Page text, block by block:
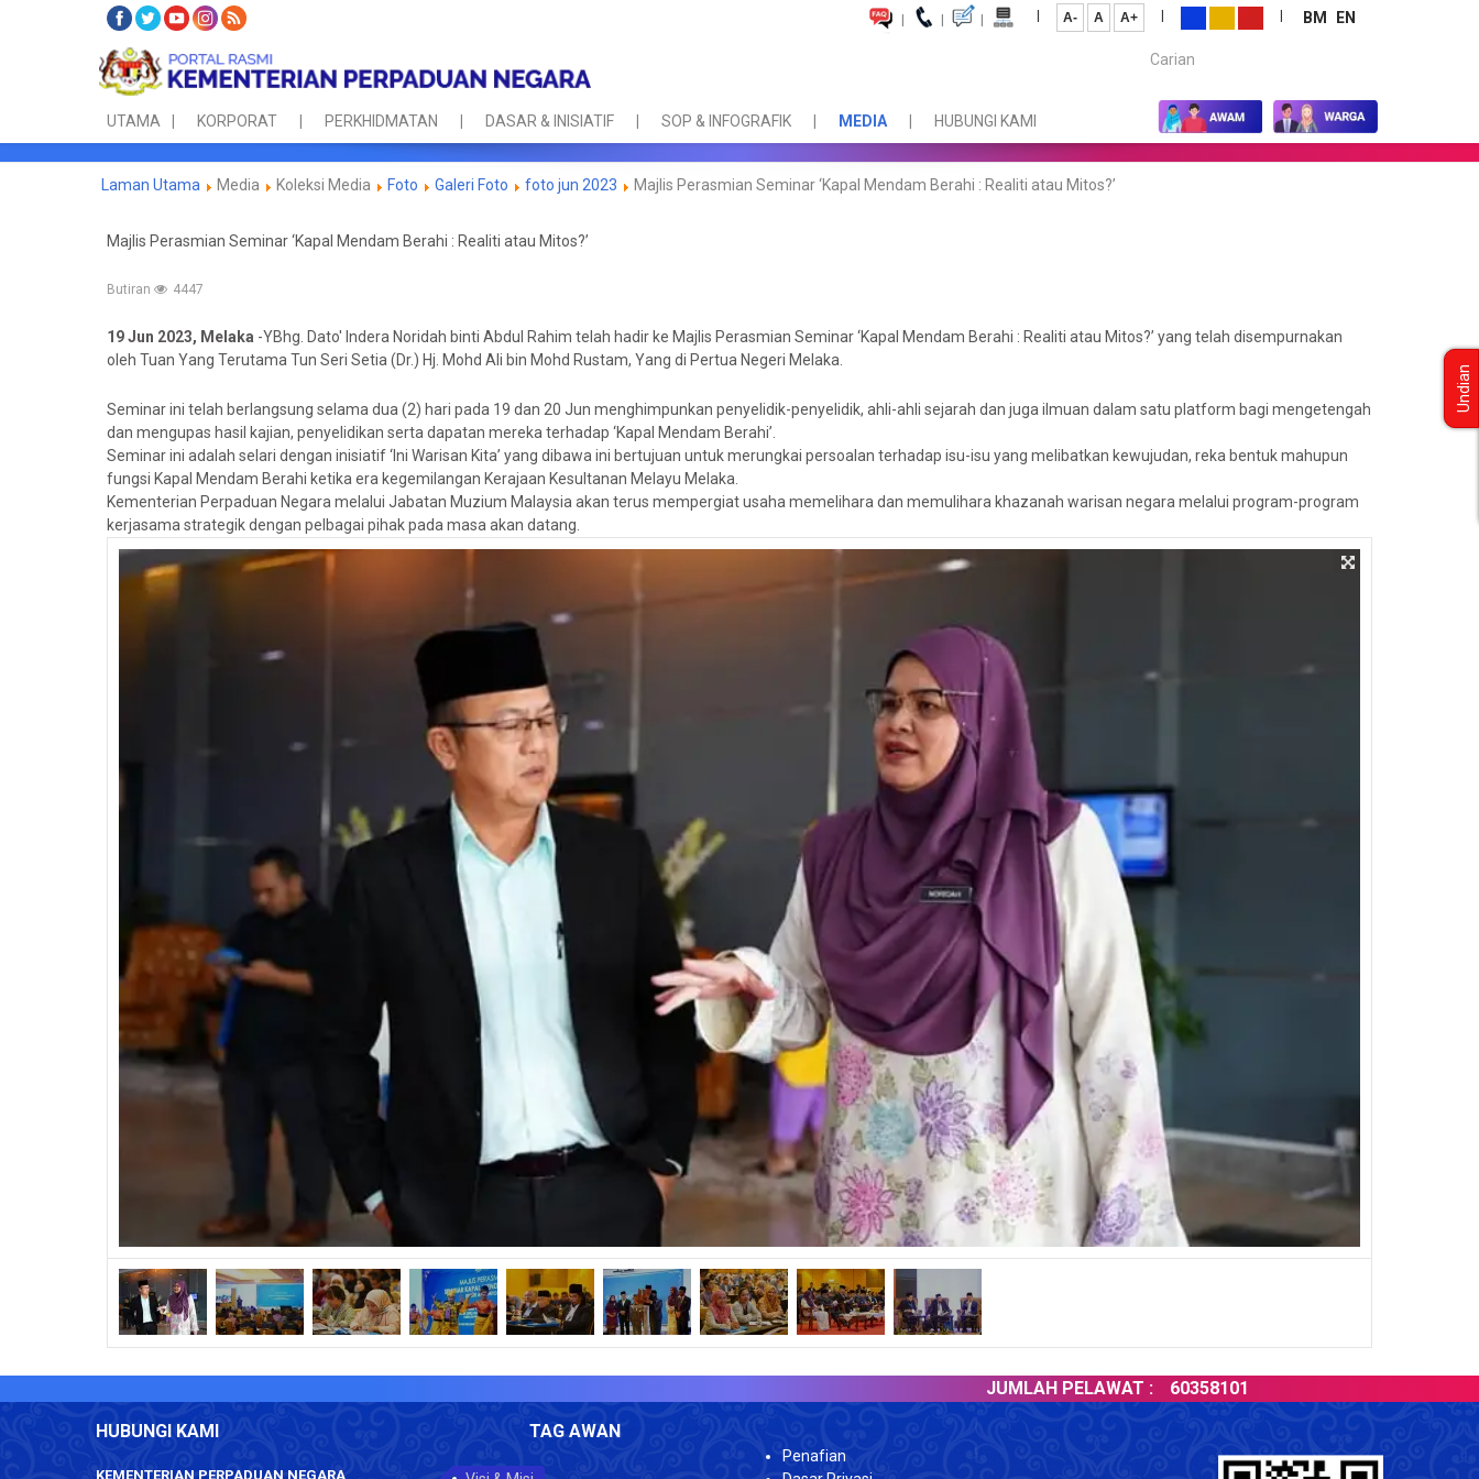
| | | | A- A A+ | | BM
EN
Carian...
UTAMA KORPORAT PERKHIDMATAN DASAR & INISIATIF SOP & INFOGRAFIK MEDIA HUBUNGI KAMI
Laman Utama Media Koleksi Media Foto Galeri Foto foto jun 2023 Majlis Perasmian Seminar ‘Kapal Mendam Berahi : Realiti atau Mitos?’
Majlis Perasmian Seminar ‘Kapal Mendam Berahi : Realiti atau Mitos?’
Butiran 4447
19 Jun 2023, Melaka -YBhg. Dato' Indera Noridah binti Abdul Rahim telah hadir ke Majlis Perasmian Seminar ‘Kapal Mendam Berahi : Realiti atau Mitos?’ yang telah disempurnakan
oleh Tuan Yang Terutama Tun Seri Setia (Dr.) Hj. Mohd Ali bin Mohd Rustam, Yang di Pertua Negeri Melaka.
Seminar ini telah berlangsung selama dua (2) hari pada 19 dan 20 Jun menghimpunkan penyelidik-penyelidik, ahli-ahli sejarah dan juga ilmuan dalam satu platform bagi mengetengah
dan mengupas hasil kajian, penyelidikan serta dapatan mereka terhadap ‘Kapal Mendam Berahi’.
Seminar ini adalah selari dengan inisiatif ‘Ini Warisan Kita’ yang dibawa ini bertujuan untuk merungkai persoalan terhadap isu-isu yang melibatkan kewujudan, reka bentuk mahupun
fungsi Kapal Mendam Berahi ketika era kegemilangan Kerajaan Kesultanan Melayu Melaka.
Kementerian Perpaduan Negara melalui Jabatan Muzium Malaysia akan terus mempergiat usaha memelihara dan memulihara khazanah warisan negara melalui program-program
kerjasama strategik dengan pelbagai pihak pada masa akan datang.
JUMLAH PELAWAT : 60358101
HUBUNGI KAMI
KEMENTERIAN PERPADUAN NEGARA
TAG AWAN
Penafian
Undian